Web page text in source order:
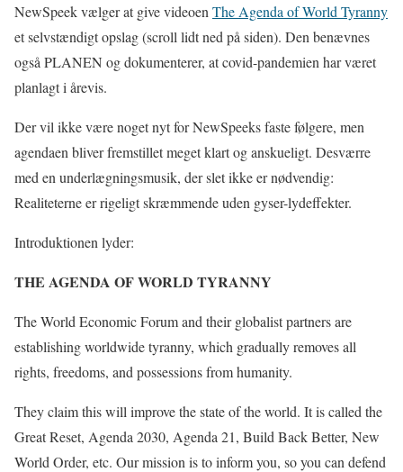
NewSpeek vælger at give videoen The Agenda of World Tyranny
et selvstændigt opslag (scroll lidt ned på siden). Den benævnes
også PLANEN og dokumenterer, at covid-pandemien har været
planlagt i årevis.
Der vil ikke være noget nyt for NewSpeeks faste følgere, men
agendaen bliver fremstillet meget klart og anskueligt. Desværre
med en underlægningsmusik, der slet ikke er nødvendig:
Realiteterne er rigeligt skræmmende uden gyser-lydeffekter.
Introduktionen lyder:
THE AGENDA OF WORLD TYRANNY
The World Economic Forum and their globalist partners are
establishing worldwide tyranny, which gradually removes all
rights, freedoms, and possessions from humanity.
They claim this will improve the state of the world. It is called the
Great Reset, Agenda 2030, Agenda 21, Build Back Better, New
World Order, etc. Our mission is to inform you, so you can defend